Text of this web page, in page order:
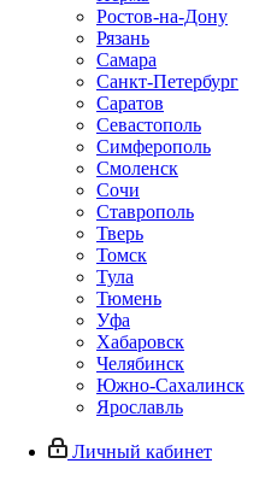
Ростов-на-Дону
Рязань
Самара
Санкт-Петербург
Саратов
Севастополь
Симферополь
Смоленск
Сочи
Ставрополь
Тверь
Томск
Тула
Тюмень
Уфа
Хабаровск
Челябинск
Южно-Сахалинск
Ярославль
Личный кабинет